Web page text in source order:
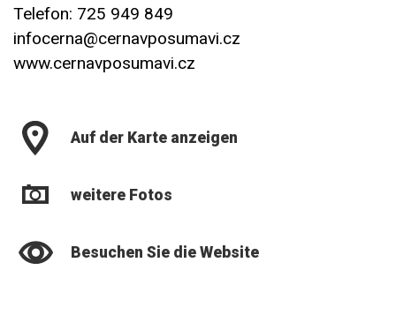
Telefon: 725 949 849
infocerna@cernavposumavi.cz
www.cernavposumavi.cz
Auf der Karte anzeigen
weitere Fotos
Besuchen Sie die Website